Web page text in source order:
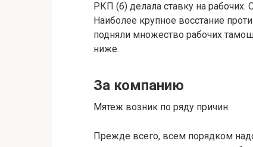
РКП (б) делала ставку на
Наиболее крупное восстание
подняли множество рабочих
ниже.
За компанию
Мятеж возник по ряду причин.
Прежде всего, всем порядком